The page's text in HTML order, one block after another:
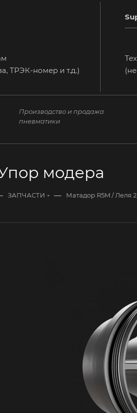
ТРЭК-номер и т.д.)
Производство и продажа
пневматики
модера
ЗАПЧАСТИ — Матадор R5M / Леля